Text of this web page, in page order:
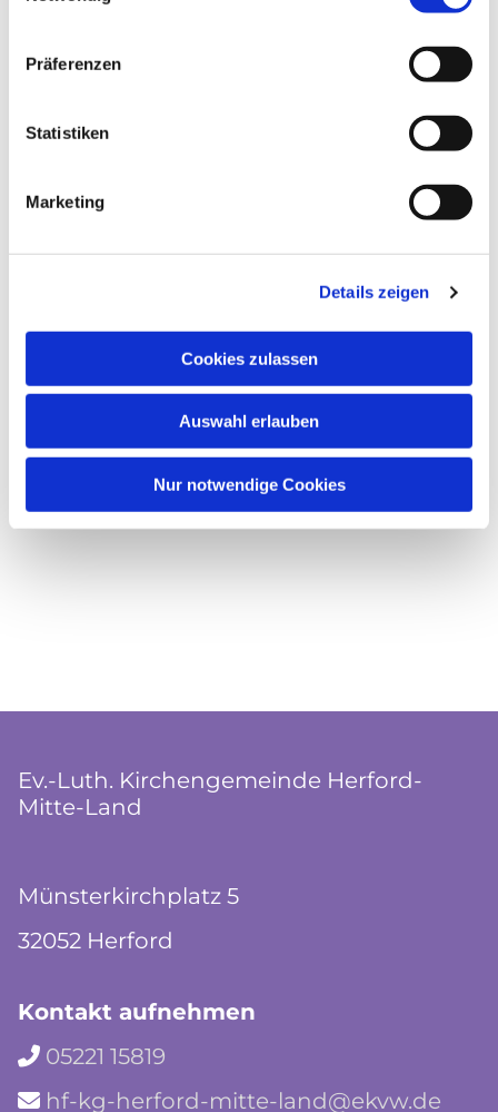
Präferenzen
Statistiken
Marketing
Details zeigen
Cookies zulassen
Auswahl erlauben
Nur notwendige Cookies
Dies könnte Sie auch
Ev.-Luth. Kirchengemeinde Herford-
Mitte-Land
Münsterkirchplatz 5
32052 Herford
Kontakt aufnehmen
 05221 15819
 hf-kg-herford-mitte-land@ekvw.de